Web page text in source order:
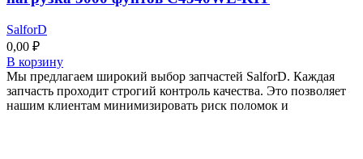
SalforD
0,00 ₽
В корзину
Мы предлагаем широкий выбор запчастей SalforD. Каждая
запчасть проходит строгий контроль качества. Это позволяет
нашим клиентам минимизировать риск поломок и